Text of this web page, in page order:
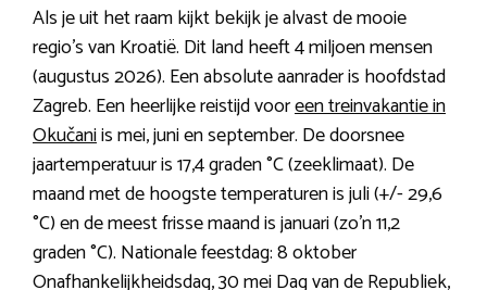
Als je uit het raam kijkt bekijk je alvast de mooie
regio’s van Kroatië. Dit land heeft 4 miljoen mensen
(augustus 2026). Een absolute aanrader is hoofdstad
Zagreb. Een heerlijke reistijd vooreen treinvakantie in
Okučaniis mei, juni en september. De doorsnee
jaartemperatuur is 17,4 graden °C (zeeklimaat). De
maand met de hoogste temperaturen is juli (+/- 29,6
°C) en de meest frisse maand is januari (zo’n 11,2
graden °C). Nationale feestdag: 8 oktober
Onafhankelijkheidsdag, 30 mei Dag van de Republiek,